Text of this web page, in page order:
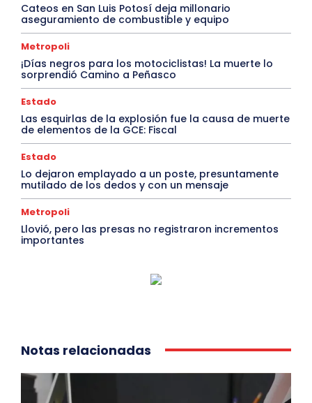
Cateos en San Luis Potosí deja millonario
aseguramiento de combustible y equipo
Metropoli
¡Días negros para los motociclistas! La muerte lo
sorprendió Camino a Peñasco
Estado
Las esquirlas de la explosión fue la causa de muerte
de elementos de la GCE: Fiscal
Estado
Lo dejaron emplayado a un poste, presuntamente
mutilado de los dedos y con un mensaje
Metropoli
Llovió, pero las presas no registraron incrementos
importantes
Notas relacionadas